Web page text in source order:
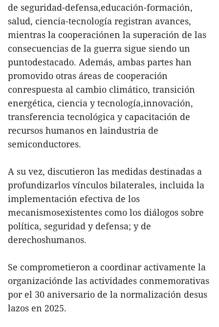
de seguridad-defensa,educación-formación,
salud, ciencia-tecnología registran avances,
mientras la cooperaciónen la superación de las
consecuencias de la guerra sigue siendo un
puntodestacado. Además, ambas partes han
promovido otras áreas de cooperación
conrespuesta al cambio climático, transición
energética, ciencia y tecnología,innovación,
transferencia tecnológica y capacitación de
recursos humanos en laindustria de
semiconductores.
A su vez, discutieron las medidas destinadas a
profundizarlos vínculos bilaterales, incluida la
implementación efectiva de los
mecanismosexistentes como los diálogos sobre
política, seguridad y defensa; y de
derechoshumanos.
Se comprometieron a coordinar activamente la
organizaciónde las actividades conmemorativas
por el 30 aniversario de la normalización desus
lazos en 2025.